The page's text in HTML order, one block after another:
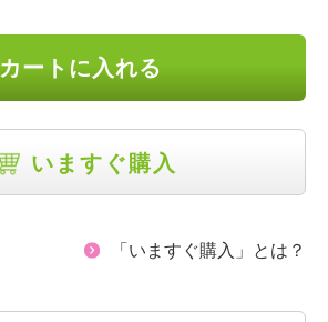
カートに入れる
いますぐ購入
「いますぐ購入」とは？